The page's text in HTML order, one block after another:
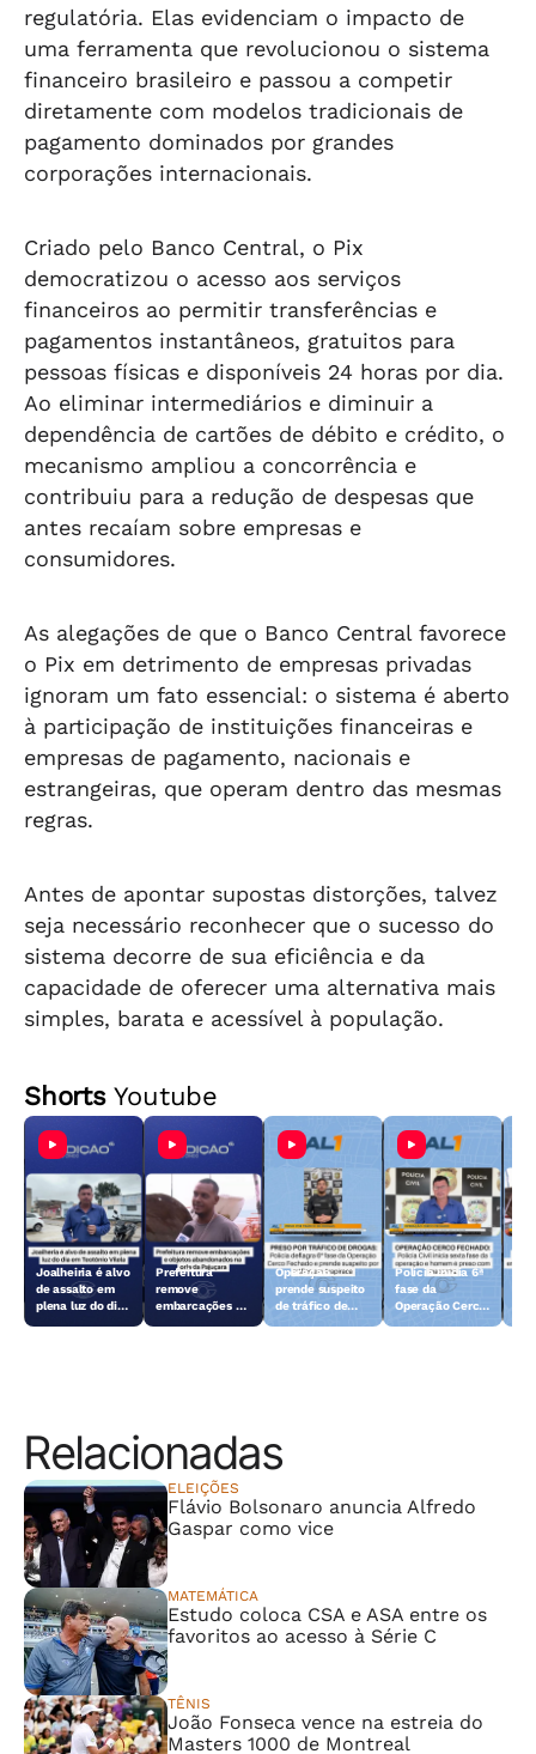
regulatória. Elas evidenciam o impacto de
uma ferramenta que revolucionou o sistema
financeiro brasileiro e passou a competir
diretamente com modelos tradicionais de
pagamento dominados por grandes
corporações internacionais.
Criado pelo Banco Central, o Pix
democratizou o acesso aos serviços
financeiros ao permitir transferências e
pagamentos instantâneos, gratuitos para
pessoas físicas e disponíveis 24 horas por dia.
Ao eliminar intermediários e diminuir a
dependência de cartões de débito e crédito, o
mecanismo ampliou a concorrência e
contribuiu para a redução de despesas que
antes recaíam sobre empresas e
consumidores.
As alegações de que o Banco Central favorece
o Pix em detrimento de empresas privadas
ignoram um fato essencial: o sistema é aberto
à participação de instituições financeiras e
empresas de pagamento, nacionais e
estrangeiras, que operam dentro das mesmas
regras.
Antes de apontar supostas distorções, talvez
seja necessário reconhecer que o sucesso do
sistema decorre de sua eficiência e da
capacidade de oferecer uma alternativa mais
simples, barata e acessível à população.
ShortsYoutube
Joalheiria é alvo
de assalto em
plena luz do dia
Prefeitura
remove
embarcações e
Operação
prende suspeito
de tráfico de
Polícia inicia 6ª
fase da
Operação Cerco
Relacionadas
ELEIÇÕES
Flávio Bolsonaro anuncia Alfredo
Gaspar como vice
MATEMÁTICA
Estudo coloca CSA e ASA entre os
favoritos ao acesso à Série C
TÊNIS
João Fonseca vence na estreia do
Masters 1000 de Montreal